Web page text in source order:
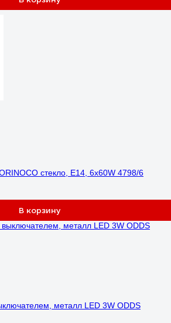
стекло, E14, 6х60W 4798/6
В корзину
металл LED 3W ODDS